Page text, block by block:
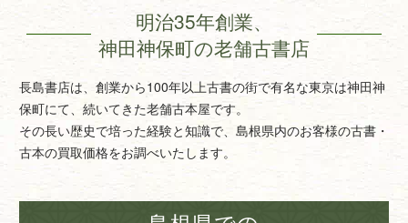
明治35年創業、
神田神保町の老舗古書店
長島書店は、創業から100年以上古書の街で有名な東京は神田神
保町にて、続いてきた老舗古本屋です。
その長い歴史で培った経験と知識で、島根県内のお客様の古書・
古本の買取価格をお調べいたします。